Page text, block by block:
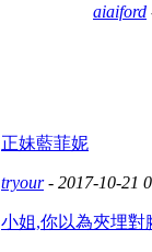
aiaiford
正妹藍菲妮
tryour- 2017-10-21
小姐,你以為夾埋對